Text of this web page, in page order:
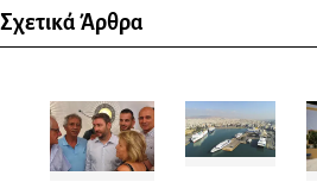
Σχετικά Άρθρα